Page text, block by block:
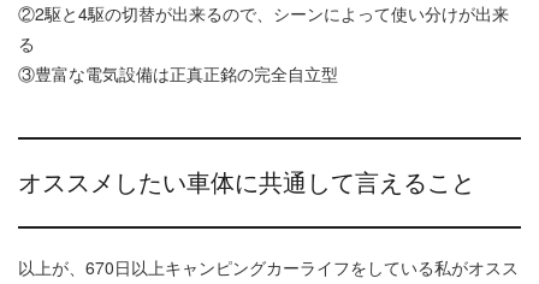
②2駆と4駆の切替が出来るので、シーンによって使い分けが出来
る
③豊富な電気設備は正真正銘の完全自立型
オススメしたい車体に共通して言えること
以上が、670日以上キャンピングカーライフをしている私がオスス